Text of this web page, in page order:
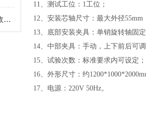
GB40876-2021 商用电磁灶能效标准锅
11、测试工位：1工位；
12、安装芯轴尺寸：最大外径55mm
13、底部安装夹具：单销旋转轴固定
14、中部夹具：手动，上下前后可调
15、试验次数：标准要求内可设定；
16、外形尺寸：约
17、电源：220V 50Hz。